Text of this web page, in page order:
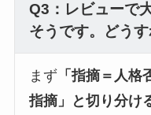
Q3：レビューで
そうです。どう
まず 「指摘＝人
指摘」と切り分け